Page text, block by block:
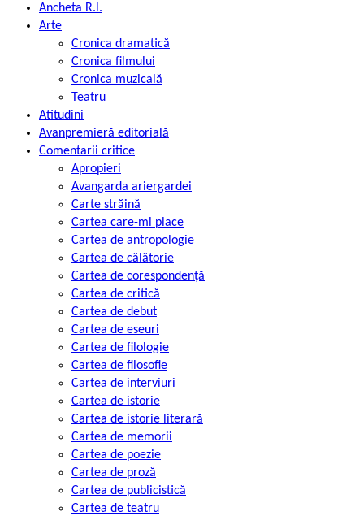
Ancheta R.l.
Arte
Cronica dramatică
Cronica filmului
Cronica muzicală
Teatru
Atitudini
Avanpremieră editorială
Comentarii critice
Apropieri
Avangarda ariergardei
Carte străină
Cartea care-mi place
Cartea de antropologie
Cartea de călătorie
Cartea de corespondență
Cartea de critică
Cartea de debut
Cartea de eseuri
Cartea de filologie
Cartea de filosofie
Cartea de interviuri
Cartea de istorie
Cartea de istorie literară
Cartea de memorii
Cartea de poezie
Cartea de proză
Cartea de publicistică
Cartea de teatru